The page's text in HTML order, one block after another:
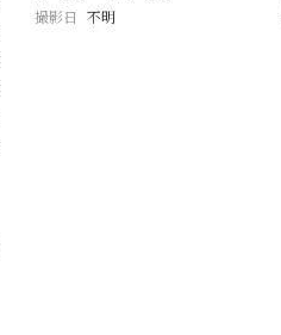
撮影日 不明